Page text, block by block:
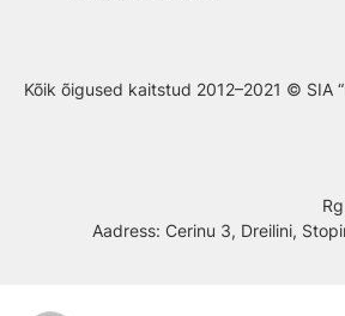
Kõik õigused kaitstud 2012–2021 © SIA
Aadress: Cerinu 3, Dreilini,